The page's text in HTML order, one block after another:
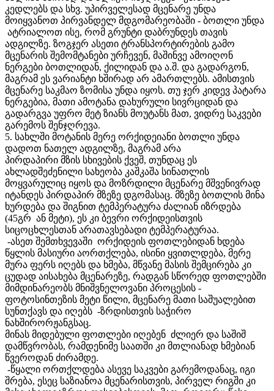
კედლებს და სხვ. უპირველესად მცენარე უნდა
მოიყვანოთ პირვანდელ მდგომარეობაში - ბოთლი უნდა
ატრიალოთ ისე, რომ გრუნტი დაბრუნდეს თავის
ადგილზე. ზოგჯერ ასეთი ტრანსპორტირების გამო
მცენარის შემომტანები ურჩევენ, მაშინვე ამოიღონ
ნერგები ბოთლიდან, ქილიდან და ა.შ. და გადარგონ,
მაგრამ ეს ვარიანტი ხშირად არ ამართლებს. ამისთვის
მცენარე საკმაო ზომისა უნდა იყოს. თუ ჯერ კიდევ პატარა
ნერგებია, მათი ამოტანა დახურული სივრციდან და
გადარგვა უფრო მეტ ზიანს მოუტანს მათ, ვიდრე საკვები
გარემოს შენჯღრევა.
5. სახლში მოტანის მერე ორქიდეიანი ბოთლი უნდა
დადოთ ნათელ ადგილზე, მაგრამ არა
პირდაპირი მზის სხივების ქვეშ, თუნდაც ეს
ახლადშეძენილი სახეობა კაშკაშა სინათლის
მოყვარულიც იყოს და მოზრდილი მცენარე მშვენივრად
იტანდეს პირდაპირ მზეზე დგომასაც. მზეზე ბოთლის მინა
ხურდება და შიგნით ტემპერატურა ძალიან იზრდება
(45გრ ან მეტი), ეს კი ბევრი ორქიდეისთვის
სიცოცხლესთან არათავსებადი ტემპერატურაა.
-ასეთ შემთხვევაში ორქიდეის ფოთლებიდან ხდება
წყლის მასიური აორთქლება, ისინი ყვითლდება, მერე
მურა ფერს იღებს და ხმება, მწვანე მასის შემცირება კი
ცუდად აისახება მცენარეზე, რადგან სწორედ ფოთლებში
მიმდინარეობს მნიშვნელოვანი პროცესის -
ფოტოსინთეზის მეტი წილი, მცენარე მათი საშუალებით
სუნთქავს და იღებს -ზრდისთვის საჭირო
ნახშირორჟანგსაც.
მინას მიდებული ფოთლები იღებენ ძლიერ და საშიშ
დამწვრობას, რამდენიმე საათში კი მთლიანად ხმებიან
წვეროდან ძირამდე.
-წყალი ორთქლდება ასევე საკვები გარემოდანაც, იგი
შრება, ესეც საზიანოა მცენარისთვის, პირველ რიგში კი